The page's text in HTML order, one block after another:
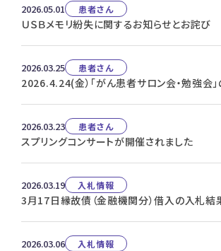
2026.05.01 患者さん
ＵＳＢメモリ紛失に関するお知らせとお詫び
2026.03.25 患者さん
2026.4.24(金）「がん患者サロン会・勉強会
2026.03.23 患者さん
スプリングコンサートが開催されました
2026.03.19 入札情報
3月17日縁故債（金融機関分）借入の入札結
2026.03.06 入札情報